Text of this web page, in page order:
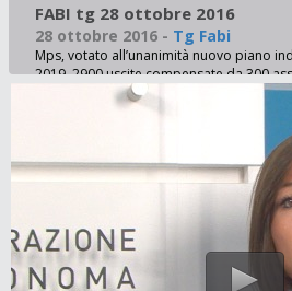
FABI tg 28 ottobre 2016
28 ottobre 2016 - Tg Fabi
Mps, votato all’unanimità nuovo piano
2019, 2900 uscite compensate da 300
‘Siamo fiduciosi nel nuovo corso, ma le
volontarie’ - Popolare di Vicenza, Mion
Sindacati sul piede di guerra e lavoratori
‘Non faremo da apripista per
Soppressione Equitalia, decreto
passaggio dei dipendenti al nuovo ente
Sindacati: ‘Grave e inaccettabile’ -
a stanziare 600 milioni a sostegno del
Sileoni: ‘Bene così. Non è un regalo alle
ai lavoratori del credito’ - Fusione con
vince il sì all’assemblea dei soci Bpm.